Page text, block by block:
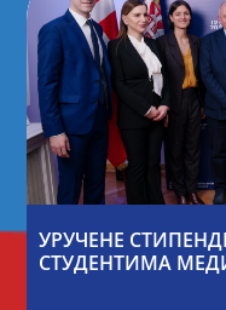
УРУЧЕНЕ
СТУДЕНТИМА